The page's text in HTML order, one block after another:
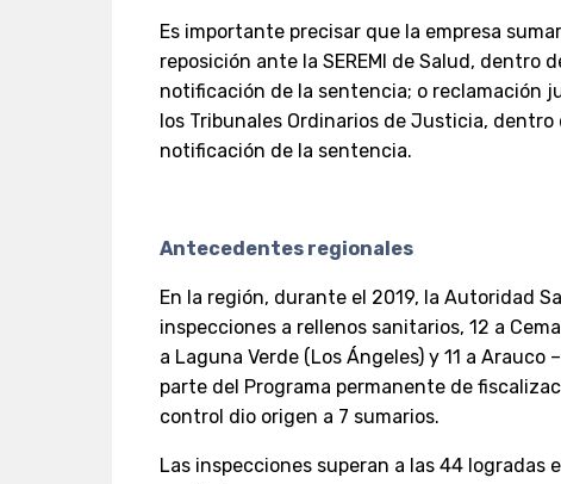
Es importante precisar que la empresa
reposición ante la SEREMI de Salud, dentro
notificación de la sentencia; o reclamación
los Tribunales Ordinarios de Justicia,
notificación de la sentencia.
Antecedentes regionales
En la región, durante el 2019, la Autoridad
inspecciones a rellenos sanitarios, 12 a
a Laguna Verde (Los Ángeles) y 11 a
parte del Programa permanente de
control dio origen a 7 sumarios.
Las inspecciones superan a las 44 logradas